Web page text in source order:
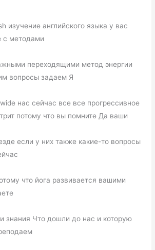
изучение английского языка у вас
с методами
переходящими метод энергии
вопросы задаем Я
нас сейчас все все прогрессивное
потому что вы помните Да ваши
если у них также какие-то вопросы
что йога развивается вашими
знания Что дошли до нас и которую